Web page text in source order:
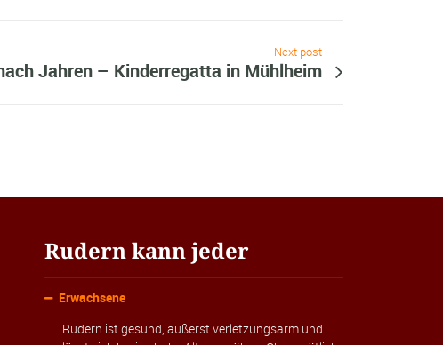
Next post
Jahren – Kinderregatta in Mühlheim
Rudern kann jeder
Erwachsene
Rudern ist gesund, äußerst verletzungsarm und